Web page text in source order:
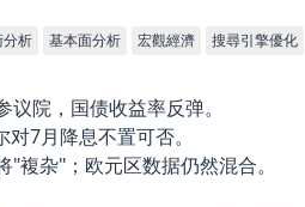
分析 基本面分析 宏觀經濟 搜尋引擎優化
院，国债收益率反弹。
7月降息不置可否。
複杂"；欧元区数据仍然混合。